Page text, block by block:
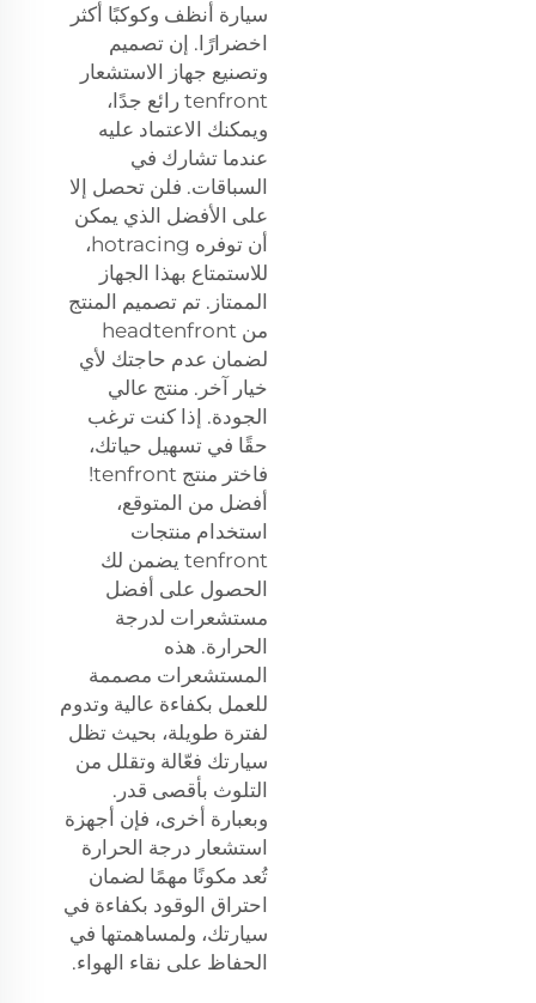
سيارة أنظف وكوكبًا أكثر
اخضرارًا. إن تصميم
وتصنيع جهاز الاستشعار
tenfront رائع جدًا،
ويمكنك الاعتماد عليه
عندما تشارك في
السباقات. فلن تحصل إلا
على الأفضل الذي يمكن
أن توفره hotracing،
للاستمتاع بهذا الجهاز
الممتاز. تم تصميم المنتج
من headtenfront
لضمان عدم حاجتك لأي
خيار آخر. منتج عالي
الجودة. إذا كنت ترغب
حقًا في تسهيل حياتك،
فاختر منتج tenfront!
أفضل من المتوقع،
استخدام منتجات
tenfront يضمن لك
الحصول على أفضل
مستشعرات لدرجة
الحرارة. هذه
المستشعرات مصممة
للعمل بكفاءة عالية وتدوم
لفترة طويلة، بحيث تظل
سيارتك فعّالة وتقلل من
التلوث بأقصى قدر.
وبعبارة أخرى، فإن أجهزة
استشعار درجة الحرارة
تُعد مكونًا مهمًا لضمان
احتراق الوقود بكفاءة في
سيارتك، ولمساهمتها في
الحفاظ على نقاء الهواء.